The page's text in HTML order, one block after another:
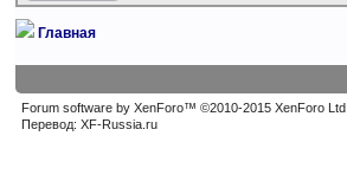
Главная
Forum software by XenForo™©2010-2015 XenForo Ltd.
Перевод:XF-Russia.ru